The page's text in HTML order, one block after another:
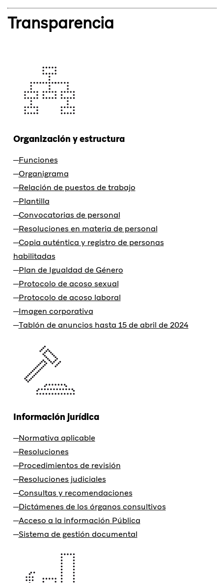
Transparencia
Organización y estructura
Funciones
Organigrama
Relación de puestos de trabajo
Plantilla
Convocatorias de personal
Resoluciones en materia de personal
Copia auténtica y registro de personas
habilitadas
Plan de Igualdad de Género
Protocolo de acoso sexual
Protocolo de acoso laboral
Imagen corporativa
Tablón de anuncios hasta 15 de abril de 2024
Información jurídica
Normativa aplicable
Resoluciones
Procedimientos de revisión
Resoluciones judiciales
Consultas y recomendaciones
Dictámenes de los órganos consultivos
Acceso a la información Pública
Sistema de gestión documental